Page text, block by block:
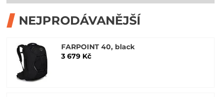
NEJPRODÁVANĚJŠÍ
FARPOINT 40, black
3 679 Kč